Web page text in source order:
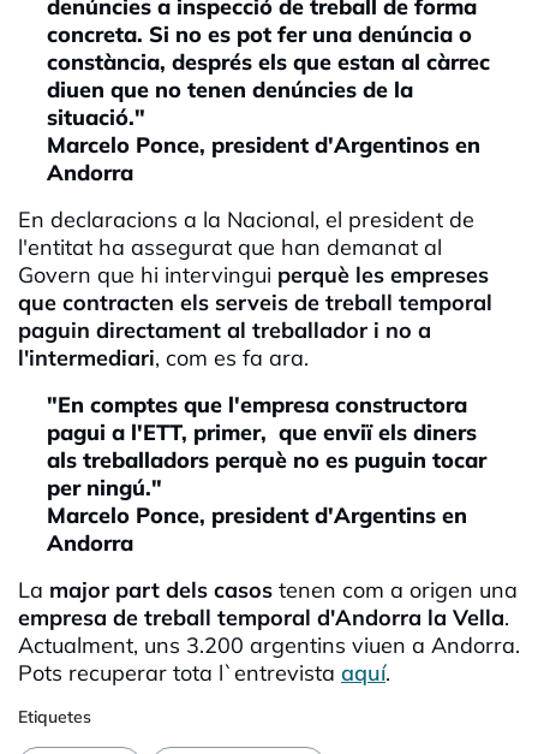
denúncies a inspecció de treball de forma
concreta. Si no es pot fer una denúncia o
constància, després els que estan al càrrec
diuen que no tenen denúncies de la
situació."
Marcelo Ponce, president d'Argentinos en
Andorra
En declaracions a la Nacional, el president de
l'entitat ha assegurat que han demanat al
Govern que hi intervingui perquè les empreses
que contracten els serveis de treball temporal
paguin directament al treballador i no a
l'intermediari, com es fa ara.
"En comptes que l'empresa constructora
pagui a l'ETT, primer, que enviï els diners
als treballadors perquè no es puguin tocar
per ningú."
Marcelo Ponce, president d'Argentins en
Andorra
La major part dels casos tenen com a origen una
empresa de treball temporal d'Andorra la Vella.
Actualment, uns 3.200 argentins viuen a Andorra.
Pots recuperar tota l`entrevista aquí.
Etiquetes